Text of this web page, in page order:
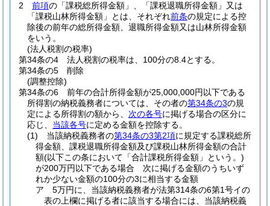
2
前項の「課税総所得金額」、「課税退職所得金額」又は
「課税山林所得金額」とは、それぞれ前条の規定による控
除後の前年の総所得金額、退職所得金額又は山林所得金額
をいう。
(法人税割の税率)
第34条の4
法人税割の税率は、100分の8.4とする。
第34条の5
削除
(調整控除)
第34条の6
前年の合計所得金額が25,000,000円以下である
所得割の納税義務者については、その者の第34条の3の規
定による所得割の額から、 次の各号に掲げる場合の区分に
応じ、 当該各号に定める金額を控除する。
(1)
当該納税義務者の第34条の3第2項に規定する課税総所
得金額、課税退職所得金額及び課税山林所得金額の合計
額(以下この条において「合計課税所得金額」という。)
が200万円以下である場合 次に掲げる金額のうちいず
れか少ない金額の100分の3に相当する金額
ア
5万円に、当該納税義務者が法第314条の6第1号イの
表の上欄に掲げる者に該当する場合には、当該納税義